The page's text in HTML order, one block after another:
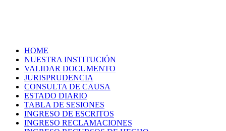
HOME
NUESTRA INSTITUCIÓN
VALIDAR DOCUMENTO
JURISPRUDENCIA
CONSULTA DE CAUSA
ESTADO DIARIO
TABLA DE SESIONES
INGRESO DE ESCRITOS
INGRESO RECLAMACIONES